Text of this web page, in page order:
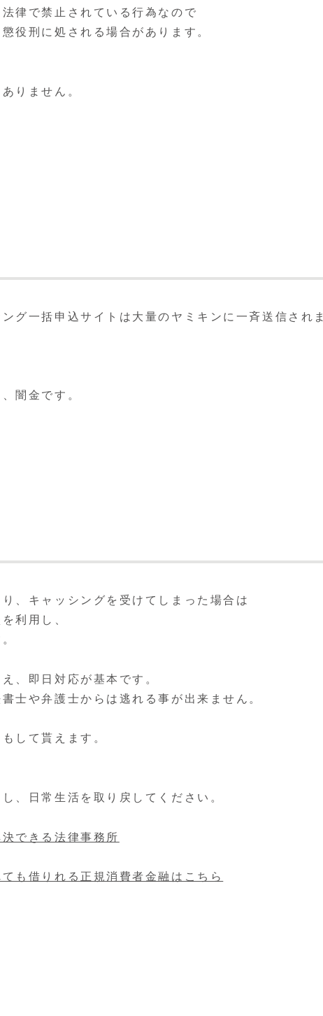
律で禁止されている行為なので
役刑に処される場合があります。
りません。
グ一括申込サイトは大量のヤミキンに一斉送信されま
闇金です。
、キャッシングを受けてしまった場合は
を利用し、
、即日対応が基本です。
士や弁護士からは逃れる事が出来ません。
して貰えます。
、日常生活を取り戻してください。
決できる法律事務所
も借りれる正規消費者金融はこちら